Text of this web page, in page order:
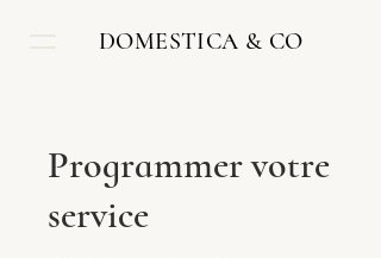
DOMESTICA & CO
Programmer votre
service